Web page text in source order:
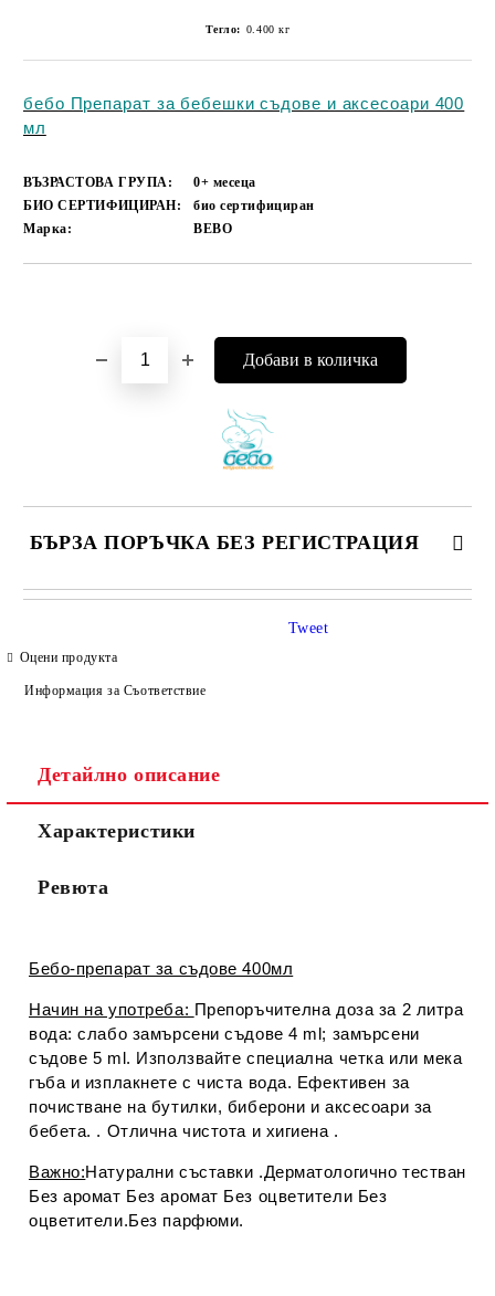
Тегло: 0.400 кг
бебо Препарат за бебешки съдове и аксесоари 400
мл
ВЪЗРАСТОВА ГРУПА:
0+ месеца
БИО СЕРТИФИЦИРАН:
био сертифициран
Марка:
BEBO
БЪРЗА ПОРЪЧКА БЕЗ РЕГИСТРАЦИЯ
САМО ПОПЪЛНЕТЕ 4 ПОЛЕТА
Съгласен съм сПолитиката за лични данни
Ние ще се свържем с вас в рамките на работния ден.
Оцени продукта
Информация за Съответствие
Tweet
Детайлно описание
Характеристики
Ревюта
Бебо-препарат за съдове 400мл
Начин на употреба: Препоръчителна доза за 2 литра
вода: слабо замърсени съдове 4 ml; замърсени
съдове 5 ml. Използвайте специална четка или мека
гъба и изплакнете с чиста вода. Ефективен за
почистване на бутилки, биберони и аксесоари за
бебета. . Отлична чистота и хигиена .
Важно:Натурални съставки .Дерматологично тестван
Без аромат Без аромат Без оцветители Без
оцветители.Без парфюми.